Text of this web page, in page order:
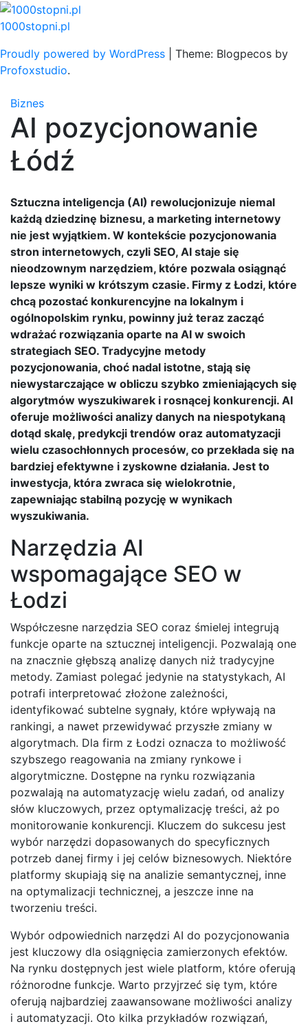
Skip
to
1000stopni.pl
Proudly powered by WordPress
Theme: Blogpecos by
Profoxstudio.
Biznes
AI pozycjonowanie
Łódź
Sztuczna inteligencja (AI) rewolucjonizuje niemal
każdą dziedzinę biznesu, a marketing internetowy
nie jest wyjątkiem. W kontekście pozycjonowania
stron internetowych, czyli SEO, AI staje się
nieodzownym narzędziem, które pozwala osiągnąć
lepsze wyniki w krótszym czasie. Firmy z Łodzi, które
chcą pozostać konkurencyjne na lokalnym i
ogólnopolskim rynku, powinny już teraz zacząć
wdrażać rozwiązania oparte na AI w swoich
strategiach SEO. Tradycyjne metody
pozycjonowania, choć nadal istotne, stają się
niewystarczające w obliczu szybko zmieniających się
algorytmów wyszukiwarek i rosnącej konkurencji. AI
oferuje możliwości analizy danych na niespotykaną
dotąd skalę, predykcji trendów oraz automatyzacji
wielu czasochłonnych procesów, co przekłada się na
bardziej efektywne i zyskowne działania. Jest to
inwestycja, która zwraca się wielokrotnie,
zapewniając stabilną pozycję w wynikach
wyszukiwania.
Narzędzia AI
wspomagające SEO w
Łodzi
Współczesne narzędzia SEO coraz śmielej integrują
funkcje oparte na sztucznej inteligencji. Pozwalają one
na znacznie głębszą analizę danych niż tradycyjne
metody. Zamiast polegać jedynie na statystykach, AI
potrafi interpretować złożone zależności,
identyfikować subtelne sygnały, które wpływają na
rankingi, a nawet przewidywać przyszłe zmiany w
algorytmach. Dla firm z Łodzi oznacza to możliwość
szybszego reagowania na zmiany rynkowe i
algorytmiczne. Dostępne na rynku rozwiązania
pozwalają na automatyzację wielu zadań, od analizy
słów kluczowych, przez optymalizację treści, aż po
monitorowanie konkurencji. Kluczem do sukcesu jest
wybór narzędzi dopasowanych do specyficznych
potrzeb danej firmy i jej celów biznesowych. Niektóre
platformy skupiają się na analizie semantycznej, inne
na optymalizacji technicznej, a jeszcze inne na
tworzeniu treści.
Wybór odpowiednich narzędzi AI do pozycjonowania
jest kluczowy dla osiągnięcia zamierzonych efektów.
Na rynku dostępnych jest wiele platform, które oferują
różnorodne funkcje. Warto przyjrzeć się tym, które
oferują najbardziej zaawansowane możliwości analizy
i automatyzacji. Oto kilka przykładów rozwiązań,